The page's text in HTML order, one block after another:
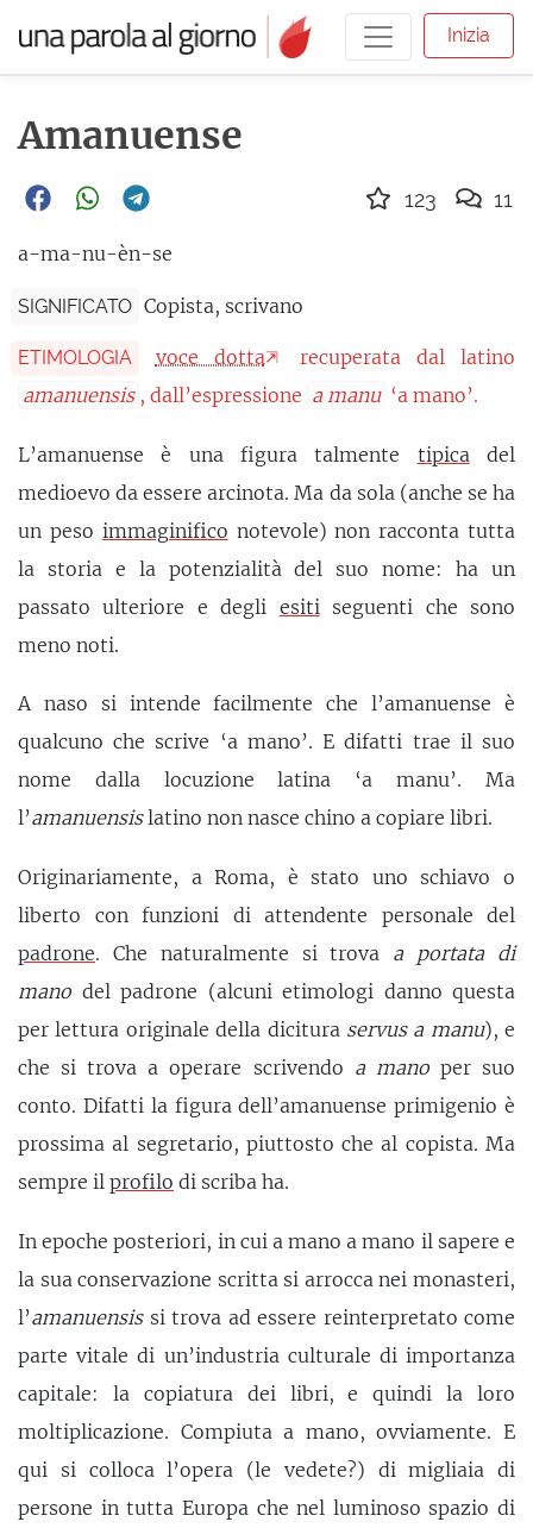
Inizia
Amanuense
a-ma-nu-èn-se
SIGNIFICATO Copista, scrivano
ETIMOLOGIA voce dotta
recuperata dal latino
amanuensis , dall’espressione a manu ‘a mano’.
L’amanuense è una figura talmente tipica del
medioevo da essere arcinota. Ma da sola (anche se ha
un peso immaginifico notevole) non racconta tutta
la storia e la potenzialità del suo nome: ha un
passato ulteriore e degli esiti seguenti che sono
meno noti.
A naso si intende facilmente che l’amanuense è
qualcuno che scrive ‘a mano’. E difatti trae il suo
nome dalla locuzione latina ‘a manu’. Ma
l’amanuensislatino non nasce chino a copiare libri.
Originariamente, a Roma, è stato uno schiavo o
liberto con funzioni di attendente personale del
padrone. Che naturalmente si trova a portata di
mano del padrone (alcuni etimologi danno questa
per lettura originale della dicitura servus a manu), e
che si trova a operare scrivendo a manoper suo
conto. Difatti la figura dell’amanuense primigenio è
prossima al segretario, piuttosto che al copista. Ma
sempre il profilo di scriba ha.
In epoche posteriori, in cui a mano a mano il sapere e
la sua conservazione scritta si arrocca nei monasteri,
l’amanuensissi trova ad essere reinterpretato come
parte vitale di un’industria culturale di importanza
capitale: la copiatura dei libri, e quindi la loro
moltiplicazione. Compiuta a mano, ovviamente. E
qui si colloca l’opera (le vedete?) di migliaia di
persone in tutta Europa che nel luminoso spazio di
123 11